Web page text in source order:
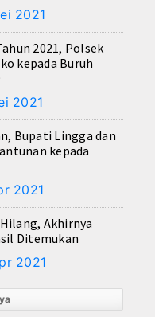
2021
2021, Polsek
kepada Buruh
2021
Bupati Lingga dan
kepada
2021
Akhirnya
Ditemukan
2021